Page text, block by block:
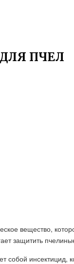
ПЧЕЛ
вещество,
защитить
собой инсектицид,